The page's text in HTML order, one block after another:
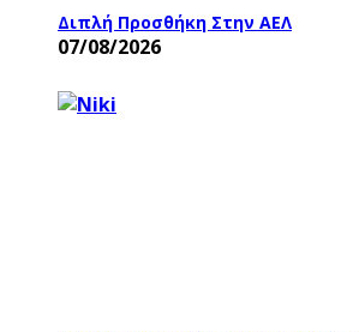
Διπλή Προσθήκη Στην ΑΕΛ
07/08/2026